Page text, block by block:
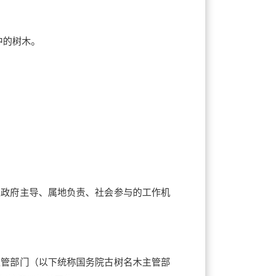
树木。
府主导、属地负责、社会参与的工作机
部门（以下统称国务院古树名木主管部